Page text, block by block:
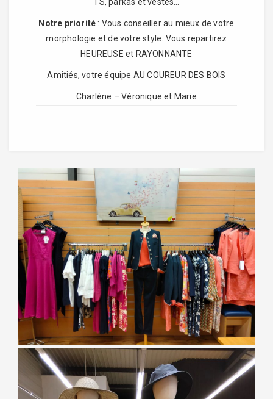
Notre priorité : Vous conseiller au mieux de votre
morphologie et de votre style. Vous repartirez
HEUREUSE et RAYONNANTE
Amitiés, votre équipe AU COUREUR DES BOIS
Charlène – Véronique et Marie